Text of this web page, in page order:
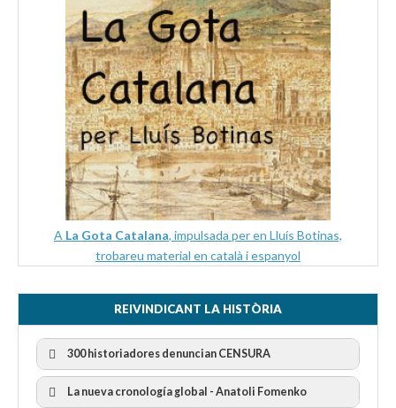
A La Gota Catalana, impulsada per en Lluís Botinas,
trobareu material en català i espanyol
REIVINDICANT LA HISTÒRIA
300 historiadores denuncian CENSURA
La nueva cronología global - Anatoli Fomenko